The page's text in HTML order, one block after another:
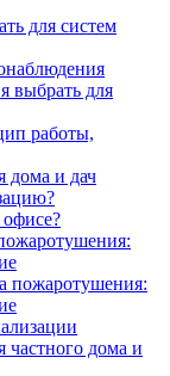
для систем
выбрать для
работы,
дома и дач
пожаротушения:
частного дома и